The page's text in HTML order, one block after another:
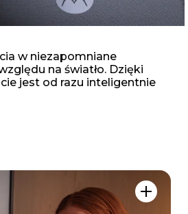
w niezapomniane
na światło. Dzięki
jest od razu inteligentnie